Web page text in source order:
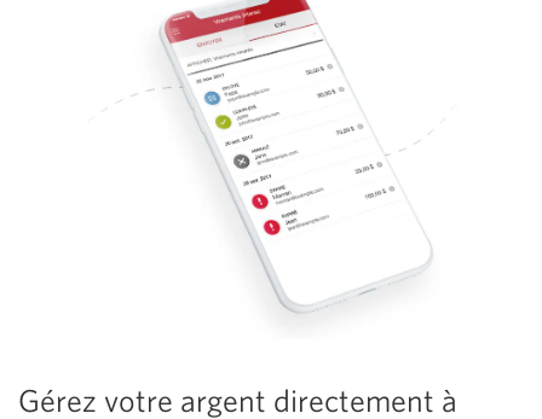
Gérez votre argent directement à